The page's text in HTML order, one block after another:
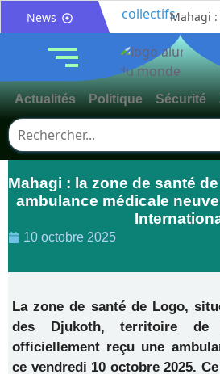
News
Actualités Politique Sécurité
Mahagi : la zone de santé
ambulance médicale
10 octobre 2025
La zone de santé de Logo,
des Djukoth, territoire de
officiellement reçu une
ce vendredi 10 octobre 2025.